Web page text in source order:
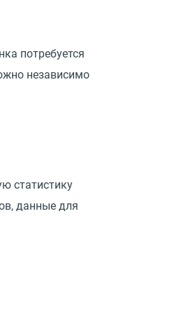
потребуется
независимо
статистику
данные для